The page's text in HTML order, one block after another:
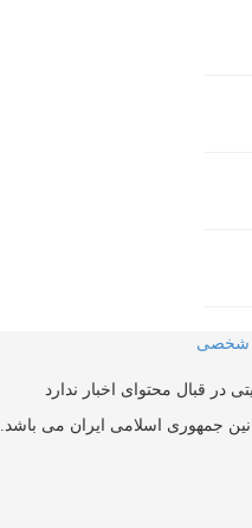
شخصی
در قبال محتوای اخبار ندارد
جمهوری اسلامی ایران می باشد.